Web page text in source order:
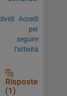
Accedi
per
seguire
l’attività
Risposte
(1)